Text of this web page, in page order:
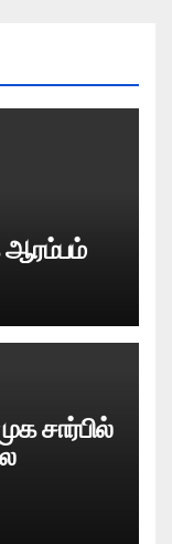
ஆரம்பம்
சார்பில்